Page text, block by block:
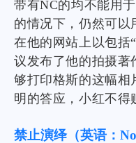
微信
带有NC的均不能用
的情况下，仍然可以
在他的网站上以包括
议发布了他的拍摄著
够打印格斯的这幅相
明的答应，小红不得
禁止演绎（英语：